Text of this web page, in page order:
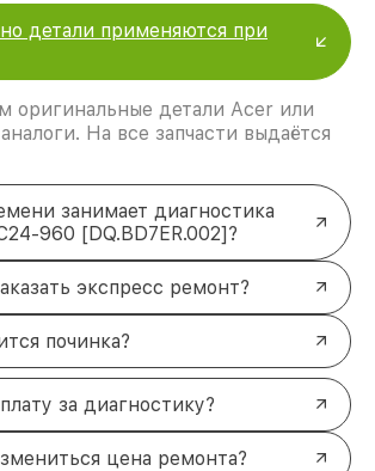
детали применяются при
оригинальные детали Acer или
На все запчасти выдаётся
занимает диагностика
960 [DQ.BD7ER.002]?
экспресс ремонт?
починка?
за диагностику?
цена ремонта?